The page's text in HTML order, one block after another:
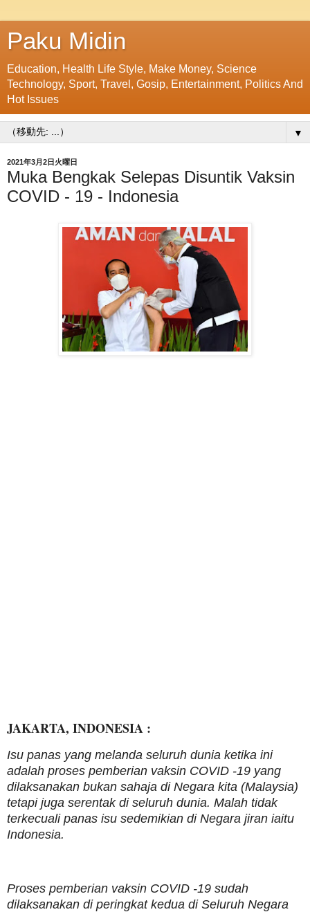
Paku Midin
Education, Health Life Style, Make Money, Science
Technology, Sport, Travel, Gosip, Entertainment, Politics And
Hot Issues
▼
2021年3月2日火曜日
Muka Bengkak Selepas Disuntik Vaksin
COVID - 19 - Indonesia
JAKARTA, INDONESIA :
Isu panas yang melanda seluruh dunia ketika ini
adalah proses pemberian vaksin COVID -19 yang
dilaksanakan bukan sahaja di Negara kita (Malaysia)
tetapi juga serentak di seluruh dunia. Malah tidak
terkecuali panas isu sedemikian di Negara jiran iaitu
Indonesia.
Proses pemberian vaksin COVID -19 sudah
dilaksanakan di peringkat kedua di Seluruh Negara